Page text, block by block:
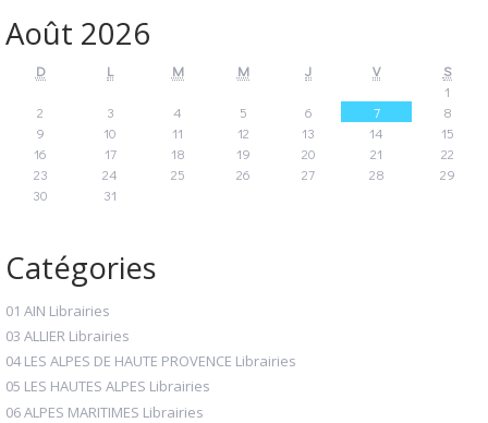
Août 2026
D L M M J V
S
1
2
3 4 5 6 7
8
9
10 11 12 13 14
15
16
17 18 19 20 21
22
23
24 25 26 27 28
29
30
31
Catégories
01 AIN Librairies
03 ALLIER Librairies
04 LES ALPES DE HAUTE PROVENCE Librairies
05 LES HAUTES ALPES Librairies
06 ALPES MARITIMES Librairies